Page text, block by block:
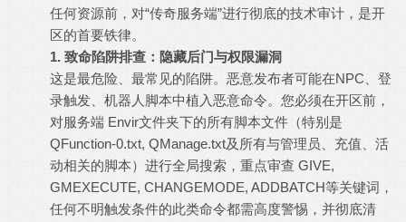
任何资源前，对“传奇服务端”进行彻底的技术审计，是开
区的首要铁律。
1. 致命陷阱排查：隐藏后门与权限漏洞
这是最危险、最常见的陷阱。恶意发布者可能在NPC、登
录触发、机器人脚本中植入恶意命令。您必须在开区前，
对服务端 Envir文件夹下的所有脚本文件（特别是
QFunction-0.txt, QManage.txt及所有与管理员、充值、活
动相关的脚本）进行全局搜索，重点审查 GIVE,
GMEXECUTE, CHANGEMODE, ADDBATCH等关键词，
任何不明触发条件的此类命令都需高度警惕，并彻底清